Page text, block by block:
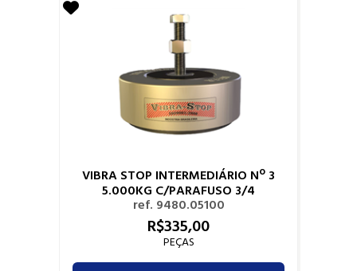
VIBRA STOP INTERMEDIÁRIO Nº 3
5.000KG C/PARAFUSO 3/4
ref. 9480.05100
R$335,00
PEÇAS